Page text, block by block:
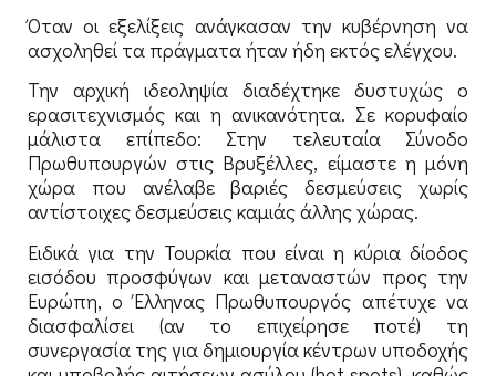
Όταν οι εξελίξεις ανάγκασαν την κυβέρνηση να
ασχοληθεί τα πράγματα ήταν ήδη εκτός ελέγχου.
Την αρχική ιδεοληψία διαδέχτηκε δυστυχώς ο
ερασιτεχνισμός και η ανικανότητα. Σε κορυφαίο
μάλιστα επίπεδο: Στην τελευταία Σύνοδο
Πρωθυπουργών στις Βρυξέλλες, είμαστε η μόνη
χώρα που ανέλαβε βαριές δεσμεύσεις χωρίς
αντίστοιχες δεσμεύσεις καμιάς άλλης χώρας.
Ειδικά για την Τουρκία που είναι η κύρια δίοδος
εισόδου προσφύγων και μεταναστών προς την
Ευρώπη, ο Έλληνας Πρωθυπουργός απέτυχε να
διασφαλίσει (αν το επιχείρησε ποτέ) τη
συνεργασία της για δημιουργία κέντρων υποδοχής